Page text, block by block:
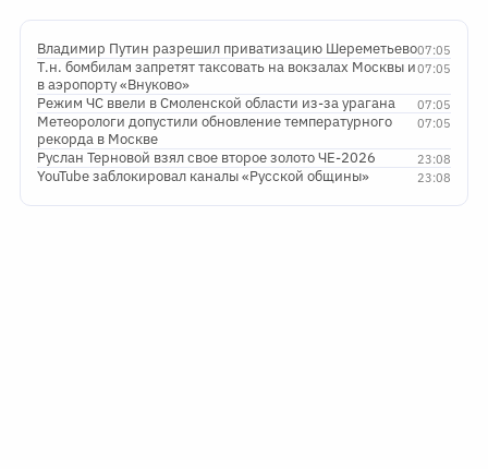
07:05
Владимир Путин разрешил приватизацию Шереметьево
07:05
Т.н. бомбилам запретят таксовать на вокзалах Москвы и
в аэропорту «Внуково»
07:05
Режим ЧС ввели в Смоленской области из-за урагана
07:05
Метеорологи допустили обновление температурного
рекорда в Москве
23:08
Руслан Терновой взял свое второе золото ЧЕ-2026
23:08
YouTube заблокировал каналы «Русской общины»